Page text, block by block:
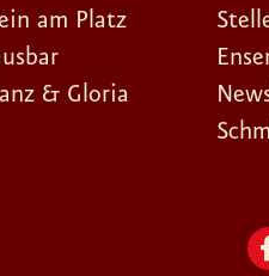
am Platz
& Gloria